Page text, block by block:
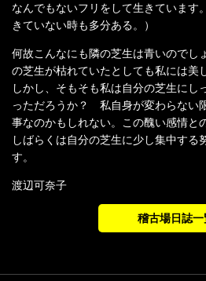
なんでもないフリをして生きています
きていない時も多分ある。）
何故こんなにも隣の芝生は青いのでし
の芝生が枯れていたとしても私には美
しかし、そもそも私は自分の芝生にし
っただろうか？ 私自身が変わらない
事なのかもしれない。この醜い感情と
しばらくは自分の芝生に少し集中する
す。
渡辺可奈子
稽古場日誌一